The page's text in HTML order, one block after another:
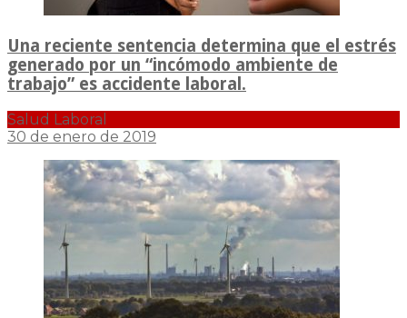
Una reciente sentencia determina que el estrés
generado por un “incómodo ambiente de
trabajo” es accidente laboral.
Salud Laboral
30 de enero de 2019